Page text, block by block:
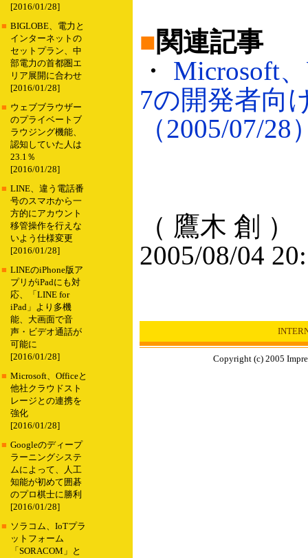
[2016/01/28]
■ BIGLOBE、電力と
インターネットの
セットプラン、中
部電力の首都圏エ
リア展開に合わせ
[2016/01/28]
■ ウェブブラウザー
のプライベートブ
ラウジング機能、
認知していた人は
23.1％
[2016/01/28]
■ LINE、違う電話番
号のスマホから一
方的にアカウント
移管操作を行えな
いよう仕様変更
[2016/01/28]
■ LINEのiPhone版ア
プリがiPadにも対
応、「LINE for
iPad」より多機
能、大画面で音
声・ビデオ通話が
可能に
[2016/01/28]
■ Microsoft、Officeと
他社クラウドスト
レージとの連携を
強化
[2016/01/28]
■ Googleのディープ
ラーニングシステ
ムによって、人工
知能が初めて囲碁
のプロ棋士に勝利
[2016/01/28]
■ ソラコム、IoTプラ
ットフォーム
「SORACOM」と
■関連記事
・ Microsoft
7の開発者向
（2005/07/28
（ 鷹木 創 ）
2005/08/04
Copyright (c) 2005